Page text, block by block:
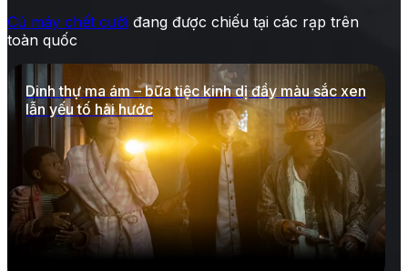
Cú máy chết cười đang được chiếu tại các rạp trên
toàn quốc
Dinh thự ma ám – bữa tiệc kinh dị đầy màu sắc xen
lẫn yếu tố hài hước